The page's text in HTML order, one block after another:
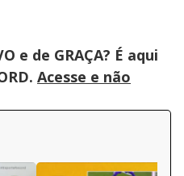
e de GRAÇA? É aqui
Acesse e não